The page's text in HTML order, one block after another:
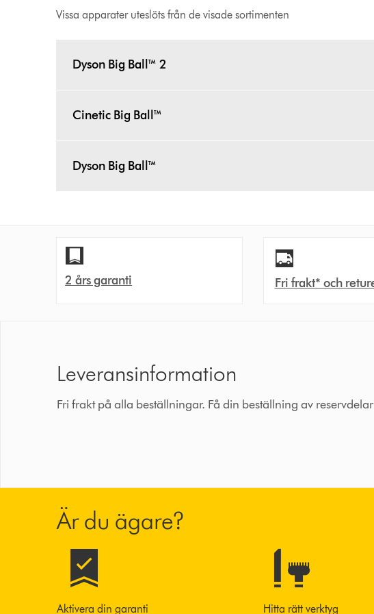
Vissa apparater uteslöts från de visade sortimenten
Dyson Big Ball™ 2
Cinetic Big Ball™
Dyson Big Ball™
2 års garanti Fri frakt* och
Leveransinformation
Fri frakt på alla beställningar. Få din beställning av
Är du ägare?
Aktivera din garanti Hitta rätt verktyg